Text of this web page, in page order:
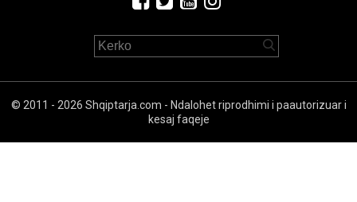
© 2011 - 2026 Shqiptarja.com - Ndalohet riprodhimi i paautorizuar i
kesaj faqeje